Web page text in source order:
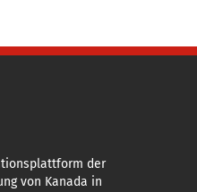
der
von Kanada in